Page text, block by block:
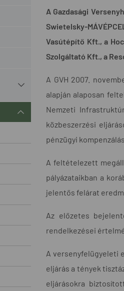
A Gazdasági
Swietelsky-
Vasútépítő Kft., a
Szolgáltató Kft., a
A GVH 2007.
alapján alaposan
Nemzeti
közbeszerzési
pénzügyi
A feltételezett
pályázataikban a
jelentős felárat
Az előzetes
rendelkezései
A versenyfelügyeleti
eljárás a tények
eljárásokra